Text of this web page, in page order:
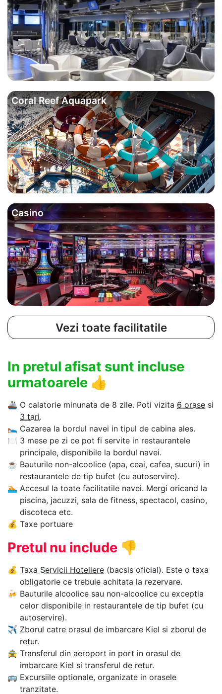
Coral Reef Aquapark
Casino
Vezi toate facilitatile
In pretul afisat sunt incluse
urmatoarele 👍
🚢 O calatorie minunata de 8 zile. Poti vizita 6 orase si
3 tari.
🛌 Cazarea la bordul navei in tipul de cabina ales.
🍽 3 mese pe zi ce pot fi servite in restaurantele
principale, disponibile la bordul navei.
☕ Bauturile non-alcoolice (apa, ceai, cafea, sucuri) in
restaurantele de tip bufet (cu autoservire).
🏊‍ Accesul la toate facilitatile navei. Mergi oricand la
piscina, jacuzzi, sala de fitness, spectacol, casino,
discoteca etc.
💰 Taxe portuare
Pretul nu include 👎
💰 Taxa Servicii Hoteliere (bacsis oficial). Este o taxa
obligatorie ce trebuie achitata la rezervare.
🍻 Bauturile alcoolice sau non-alcoolice cu exceptia
celor disponibile in restaurantele de tip bufet (cu
autoservire).
✈ Zborul catre orasul de imbarcare Kiel si zborul de
retur.
🚖 Transferul din aeroport in port in orasul de
imbarcare Kiel si transferul de retur.
🚌 Excursiile optionale, organizate in orasele
tranzitate.